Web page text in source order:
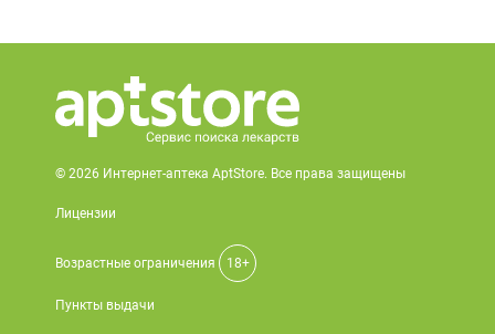
© 2026 Интернет-аптека AptStore. Все права защищены
Лицензии
Возрастные ограничения 18+
Пункты выдачи